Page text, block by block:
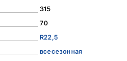
315
70
R22,5
всесезонная